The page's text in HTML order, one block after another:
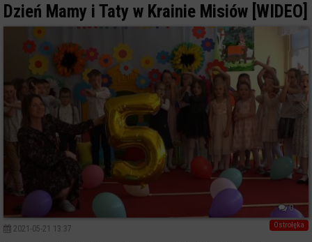
Dzień Mamy i Taty w Krainie Misiów [WIDEO]
0
Ostrołęka
2021-05-21 13:37